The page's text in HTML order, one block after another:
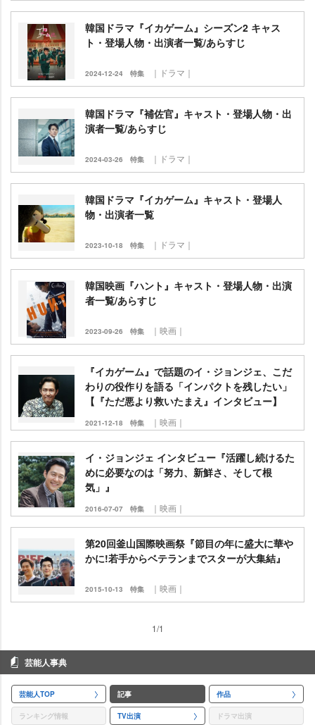
韓国ドラマ『イカゲーム』シーズン2 キャス
ト・登場人物・出演者一覧/あらすじ
2024-12-24 特集 ｜ドラマ｜
韓国ドラマ『補佐官』キャスト・登場人物・出
演者一覧/あらすじ
2024-03-26 特集 ｜ドラマ｜
韓国ドラマ『イカゲーム』キャスト・登場人
物・出演者一覧
2023-10-18 特集 ｜ドラマ｜
韓国映画『ハント』キャスト・登場人物・出演
者一覧/あらすじ
2023-09-26 特集 ｜映画｜
『イカゲーム』で話題のイ・ジョンジェ、こだ
わりの役作りを語る「インパクトを残したい」
【『ただ悪より救いたまえ』インタビュー】
2021-12-18 特集 ｜映画｜
イ・ジョンジェ インタビュー『活躍し続けるた
めに必要なのは「努力、新鮮さ、そして根
気」』
2016-07-07 特集 ｜映画｜
第20回釜山国際映画祭『節目の年に盛大に華
かに!若手からベテランまでスターが大集結』
2015-10-13 特集 ｜映画｜
1/1
芸能人事典
芸能人TOP 記事 作品
ランキング情報 TV出演 ドラマ出演